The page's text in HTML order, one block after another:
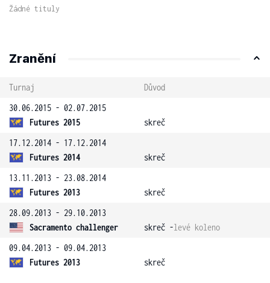
Žádné tituly
Zranění
Turnaj
Důvod
30.06.2015 - 02.07.2015
Futures 2015
skreč
17.12.2014 - 17.12.2014
Futures 2014
skreč
13.11.2013 - 23.08.2014
Futures 2013
skreč
28.09.2013 - 29.10.2013
Sacramento challenger
skreč -levé koleno
09.04.2013 - 09.04.2013
Futures 2013
skreč